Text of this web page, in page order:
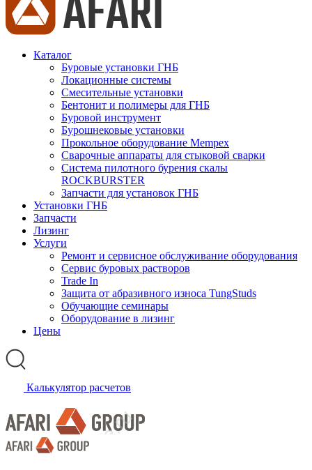
Каталог
Буровые установки ГНБ
Локационные системы
Смесительные установки
Бентонит и полимеры для ГНБ
Буровой инструмент
Бурошнековые установки
Прокольное оборудование Mempex
Сварочные аппараты для стыковой сварки
Система пилотного бурения скалы
ROCKBURSTER
Запчасти для установок ГНБ
Установки ГНБ
Запчасти
Лизинг
Услуги
Ремонт и сервисное обслуживание оборудования
Сервис буровых растворов
Trade In
Защита от абразивного износа TungStuds
Обучающие семинары
Оборудование в лизинг
Цены
Калькулятор расчетов